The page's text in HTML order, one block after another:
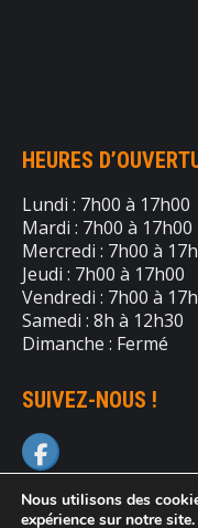
HEURES
Lundi : 7h00 à 17h00
Mardi : 7h00 à 17h00
Mercredi : 7h00 à
Jeudi : 7h00 à 17h00
Vendredi : 7h00 à
Samedi : 8h à 12h30
Dimanche : Fermé
SUIVEZ-NOUS !
Nous utilisons des
expérience sur notre site.